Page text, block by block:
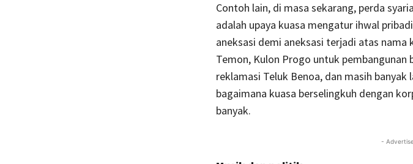
Contoh lain, di masa sekarang, perda
adalah upaya kuasa mengatur ihwal
aneksasi demi aneksasi terjadi atas nama
Temon, Kulon Progo untuk
reklamasi Teluk Benoa, dan masih banyak
bagaimana kuasa berselingkuh dengan
banyak.
-